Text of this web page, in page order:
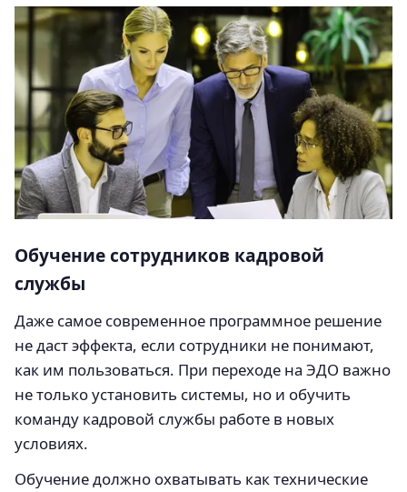
Обучение сотрудников кадровой
службы
Даже самое современное программное решение
не даст эффекта, если сотрудники не понимают,
как им пользоваться. При переходе на ЭДО важно
не только установить системы, но и обучить
команду кадровой службы работе в новых
условиях.
Обучение должно охватывать как технические